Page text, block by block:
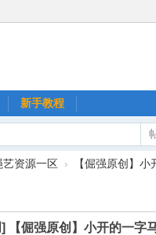
新手教程
艺资源一区 › 【倔强原创】
【倔强原创】小开的一字